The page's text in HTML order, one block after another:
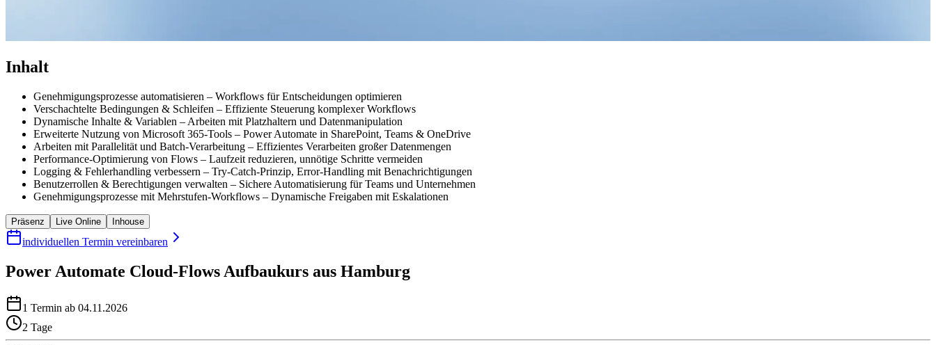
Inhalt
Genehmigungsprozesse automatisieren – Workflows für Entscheidungen optimieren
Verschachtelte Bedingungen & Schleifen – Effiziente Steuerung komplexer Workflows
Dynamische Inhalte & Variablen – Arbeiten mit Platzhaltern und Datenmanipulation
Erweiterte Nutzung von Microsoft 365-Tools – Power Automate in SharePoint, Teams & OneDrive
Arbeiten mit Parallelität und Batch-Verarbeitung – Effizientes Verarbeiten großer Datenmengen
Performance-Optimierung von Flows – Laufzeit reduzieren, unnötige Schritte vermeiden
Logging & Fehlerhandling verbessern – Try-Catch-Prinzip, Error-Handling mit Benachrichtigungen
Benutzerrollen & Berechtigungen verwalten – Sichere Automatisierung für Teams und Unternehmen
Genehmigungsprozesse mit Mehrstufen-Workflows – Dynamische Freigaben mit Eskalationen
Präsenz Live Online Inhouse
individuellen Termin vereinbaren
Power Automate Cloud-Flows Aufbaukurs aus Hamburg
1 Termin ab 04.11.2026
2 Tage